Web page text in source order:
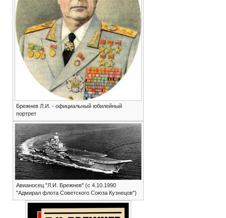
Брежнев Л.И. - официальный юбилейный
портрет
Авианосец "Л.И. Брежнев" (с 4.10.1990
"Адмирал флота Советского Союза Кузнецов")